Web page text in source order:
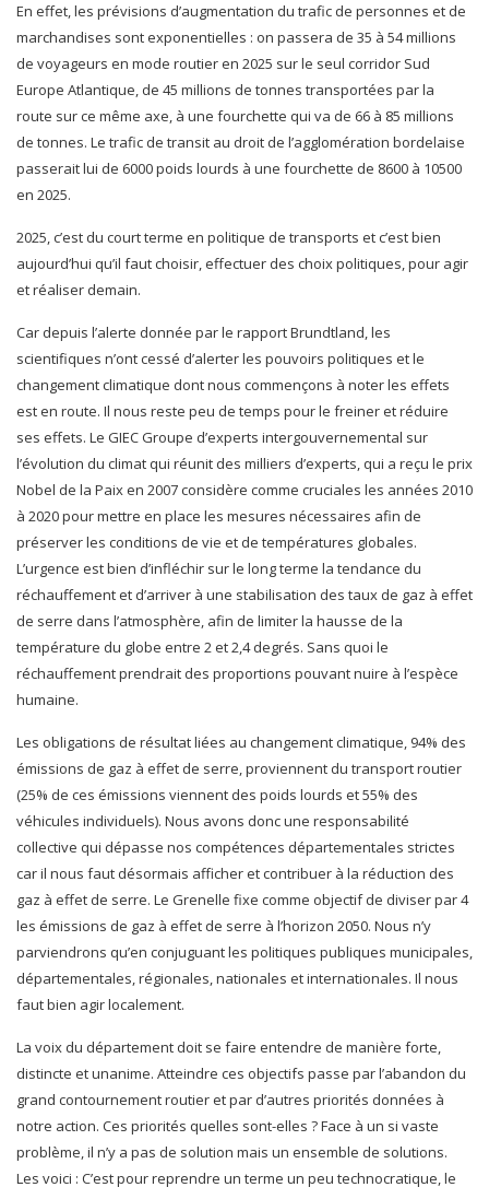
En effet, les prévisions d’augmentation du trafic de personnes et de
marchandises sont exponentielles : on passera de 35 à 54 millions
de voyageurs en mode routier en 2025 sur le seul corridor Sud
Europe Atlantique, de 45 millions de tonnes transportées par la
route sur ce même axe, à une fourchette qui va de 66 à 85 millions
de tonnes. Le trafic de transit au droit de l’agglomération bordelaise
passerait lui de 6000 poids lourds à une fourchette de 8600 à 10500
en 2025.
2025, c’est du court terme en politique de transports et c’est bien
aujourd’hui qu’il faut choisir, effectuer des choix politiques, pour agir
et réaliser demain.
Car depuis l’alerte donnée par le rapport Brundtland, les
scientifiques n’ont cessé d’alerter les pouvoirs politiques et le
changement climatique dont nous commençons à noter les effets
est en route. Il nous reste peu de temps pour le freiner et réduire
ses effets. Le GIEC Groupe d’experts intergouvernemental sur
l’évolution du climat qui réunit des milliers d’experts, qui a reçu le prix
Nobel de la Paix en 2007 considère comme cruciales les années 2010
à 2020 pour mettre en place les mesures nécessaires afin de
préserver les conditions de vie et de températures globales.
L’urgence est bien d’infléchir sur le long terme la tendance du
réchauffement et d’arriver à une stabilisation des taux de gaz à effet
de serre dans l’atmosphère, afin de limiter la hausse de la
température du globe entre 2 et 2,4 degrés. Sans quoi le
réchauffement prendrait des proportions pouvant nuire à l’espèce
humaine.
Les obligations de résultat liées au changement climatique, 94% des
émissions de gaz à effet de serre, proviennent du transport routier
(25% de ces émissions viennent des poids lourds et 55% des
véhicules individuels). Nous avons donc une responsabilité
collective qui dépasse nos compétences départementales strictes
car il nous faut désormais afficher et contribuer à la réduction des
gaz à effet de serre. Le Grenelle fixe comme objectif de diviser par 4
les émissions de gaz à effet de serre à l’horizon 2050. Nous n’y
parviendrons qu’en conjuguant les politiques publiques municipales,
départementales, régionales, nationales et internationales. Il nous
faut bien agir localement.
La voix du département doit se faire entendre de manière forte,
distincte et unanime. Atteindre ces objectifs passe par l’abandon du
grand contournement routier et par d’autres priorités données à
notre action. Ces priorités quelles sont-elles ? Face à un si vaste
problème, il n’y a pas de solution mais un ensemble de solutions.
Les voici : C’est pour reprendre un terme un peu technocratique, le